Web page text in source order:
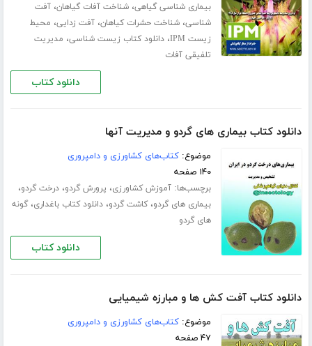
بیماری شناسی گیاهی،شناخت آفات گیاهان،آفت
شناسی،شناخت حشرات کیاهان،آفت زدایی، محیط
زیست IPM
،دانلود کتاب زیست شناسی، مدیریت
تلفیقی آفات
دانلود کتاب
دانلود کتاب بیماری های گردو و مدیریت آنها
موضوع:کتاب‌های کشاورزی و دامپروری
۱۴۰ صفحه
برچسب‌ها:آموزش کشاورزی، پرورش گردو،درخت گردو،
بیماری های گردو،کاشت گردو،دانلود کتاب باغداری،گونه
های گردو
دانلود کتاب
دانلود کتاب آفت کش ها و مبارزه شیمیایی
موضوع:کتاب‌های کشاورزی و دامپروری
۴۷ صفحه